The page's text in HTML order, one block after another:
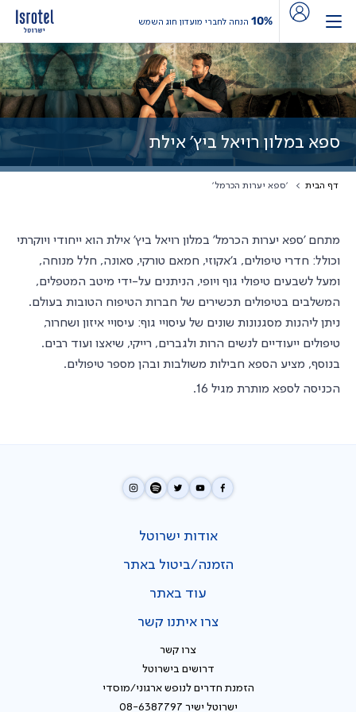
10% הנחה לחברי מועדון חוג השמש
ספא במלון רויאל ביץ׳ אילת
דף הבית 'ספא יערות הכרמל'
מתחם 'ספא יערות הכרמל' במלון רויאל ביץ' אילת הוא ייחודי ויוקרתי
וכולל: חדרי טיפולים, ג'אקוזי, חמאם טורקי, סאונה, חלל מנוחה,
ומעל לשבעים טיפולי גוף ויופי, הניתנים על-ידי מיטב המטפלים,
המשלבים בטיפולים תכשירים של חברות הטיפוח הטובות בעולם.
ניתן ליהנות מסגנונות שונים של עיסויי גוף: עיסויי איזון ושחרור,
טיפולים ייעודיים לנשים הרות ולגברים, רייקי, שיאצו ועוד רבים.
בנוסף, מציע הספא חבילות משולבות ובהן מספר טיפולים.
הכניסה לספא מותרת מגיל 16.
אודות ישרוטל
הזמנה/ביטול באתר
עוד באתר
צרו איתנו קשר
צרו קשר
דרושים בישרוטל
הזמנת חדרים לנופש ארגוני/מוסדי
ישרוטל ישיר 08-6387797